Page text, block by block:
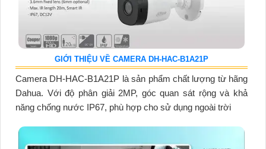
GIỚI THIỆU VỀ CAMERA DH-HAC-B1A21P
Camera DH-HAC-B1A21P là sản phẩm chất lượng từ hãng
Dahua. Với độ phân giải 2MP, góc quan sát rộng và khả
năng chống nước IP67, phù hợp cho sử dụng ngoài trời